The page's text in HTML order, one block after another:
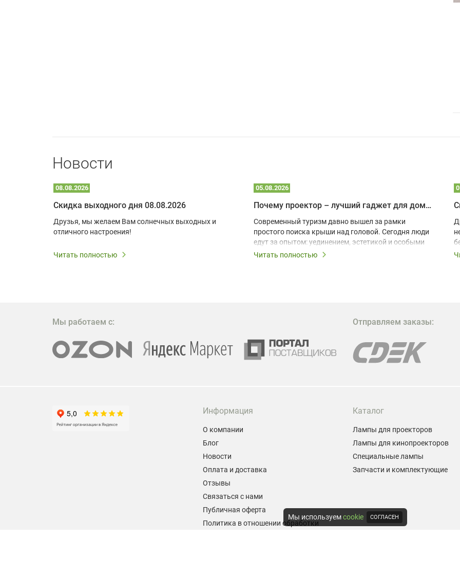
Новости
08.08.2026
Скидка выходного дня 08.08.2026
Друзья, мы желаем Вам солнечных выходных и
отличного настроения!
Читать полностью
05.08.2026
Почему проектор – лучший гаджет для домика в глэмпинге
Современный туризм давно вышел за рамки
простого поиска крыши над головой. Сегодня люди
едут за опытом: уединением, эстетикой и особыми
ощущениями. Владельцы A-frame домов,
эффективных и бюджетных способов стать
проектора.
Читать полностью
Мы работаем с: Отправляем заказы:
Информация
О компании
Блог
Новости
Оплата и доставка
Отзывы
Связаться с нами
Публичная оферта
Политика в отношении обработки
Каталог
Лампы для проекторов
Лампы для кинопроекторов
Специальные лампы
Запчасти и комплектующие
Мы используемcookie СОГЛАСЕН